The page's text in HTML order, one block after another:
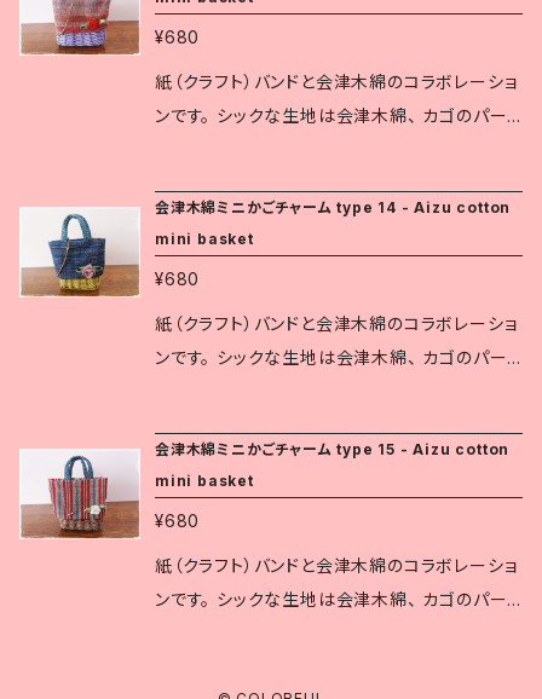
られています。
の駅や観光地の土産店では人気の商品です。 お
およそのサイズ： 縦8㎝(グリップも含む) × 横6
㎝ × 奥行1.5～2㎝ ※会津木綿は福島県指定伝
統工芸品です。 紺地に白い縞を織りなすものが
す。 白虎隊も会津木綿の着物を着ていたと伝え
られています。
¥680
紙（クラフト）バンドと会津木綿のコラボレーショ
ンです。 シックな生地は会津木綿、 カゴのパー
色々なシーンでさりげなく個性を主張します。 道
の駅や観光地の土産店では人気の商品です。 お
およそのサイズ： 縦8㎝(グリップも含む) × 横6
㎝ × 奥行1.5～2㎝ ※会津木綿は福島県指定伝
統工芸品です。 紺地に白い縞を織りなすものが
す。 白虎隊も会津木綿の着物を着ていたと伝え
られています。
会津木綿ミニかごチャーム type 14 - Aizu cotton
mini basket
¥680
紙（クラフト）バンドと会津木綿のコラボレーショ
ンです。 シックな生地は会津木綿、 カゴのパー
色々なシーンでさりげなく個性を主張します。 道
の駅や観光地の土産店では人気の商品です。 お
およそのサイズ： 縦8㎝(グリップも含む) × 横6
㎝ × 奥行1.5～2㎝ ※会津木綿は福島県指定伝
統工芸品です。 紺地に白い縞を織りなすものが
会津木綿ミニかごチャーム type 15 - Aizu cotton
mini basket
¥680
紙（クラフト）バンドと会津木綿のコラボレーショ
ンです。 シックな生地は会津木綿、 カゴのパー